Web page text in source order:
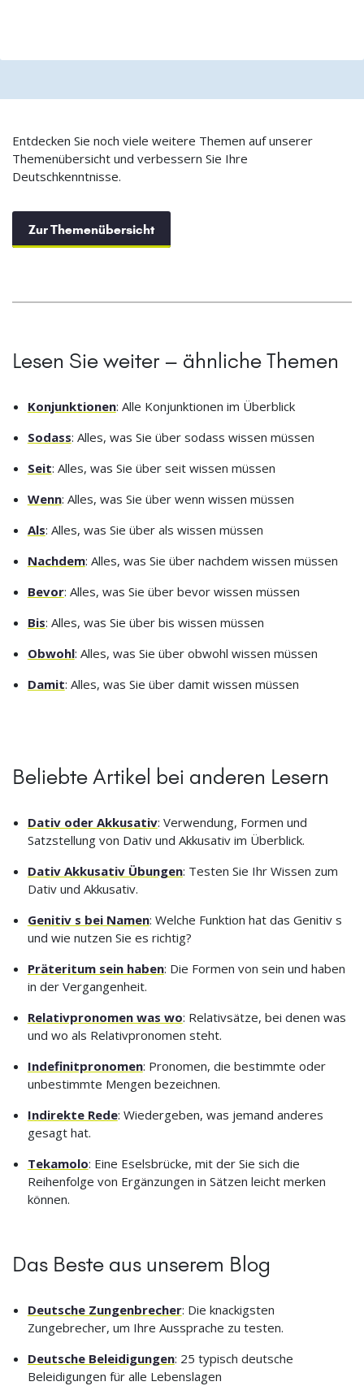
Entdecken Sie noch viele weitere Themen auf unserer
Themenübersicht und verbessern Sie Ihre
Deutschkenntnisse.
Zur Themenübersicht
Lesen Sie weiter – ähnliche Themen
Konjunktionen: Alle Konjunktionen im Überblick
Sodass: Alles, was Sie über sodass wissen müssen
Seit: Alles, was Sie über seit wissen müssen
Wenn: Alles, was Sie über wenn wissen müssen
Als: Alles, was Sie über als wissen müssen
Nachdem: Alles, was Sie über nachdem wissen müssen
Bevor: Alles, was Sie über bevor wissen müssen
Bis: Alles, was Sie über bis wissen müssen
Obwohl: Alles, was Sie über obwohl wissen müssen
Damit: Alles, was Sie über damit wissen müssen
Beliebte Artikel bei anderen Lesern
Dativ oder Akkusativ: Verwendung, Formen und
Satzstellung von Dativ und Akkusativ im Überblick.
Dativ Akkusativ Übungen: Testen Sie Ihr Wissen zum
Dativ und Akkusativ.
Genitiv s bei Namen: Welche Funktion hat das Genitiv s
und wie nutzen Sie es richtig?
Präteritum sein haben: Die Formen von sein und haben
in der Vergangenheit.
Relativpronomen was wo: Relativsätze, bei denen was
und wo als Relativpronomen steht.
Indefinitpronomen: Pronomen, die bestimmte oder
unbestimmte Mengen bezeichnen.
Indirekte Rede: Wiedergeben, was jemand anderes
gesagt hat.
Tekamolo: Eine Eselsbrücke, mit der Sie sich die
Reihenfolge von Ergänzungen in Sätzen leicht merken
können.
Das Beste aus unserem Blog
Deutsche Zungenbrecher: Die knackigsten
Zungebrecher, um Ihre Aussprache zu testen.
Deutsche Beleidigungen: 25 typisch deutsche
Beleidigungen für alle Lebenslagen